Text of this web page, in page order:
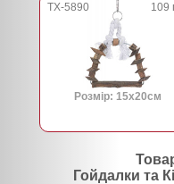
TX-5890 109
Розмір: 15х20см
Гойдалки та